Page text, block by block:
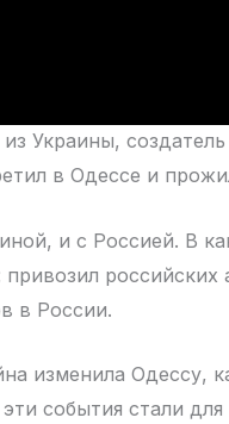
Украины,
в Одессе и
и с Россией. В
российских
в России.
изменила Одессу,
события стали для